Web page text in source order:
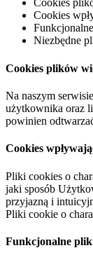
Cookies
Cookies
Niezbędne
Cookies plików
Na naszym
użytkownika oraz
powinien
Cookies
Pliki cookies o
jaki sposób
przyjazną i
Pliki cookie o
Funkcjonalne